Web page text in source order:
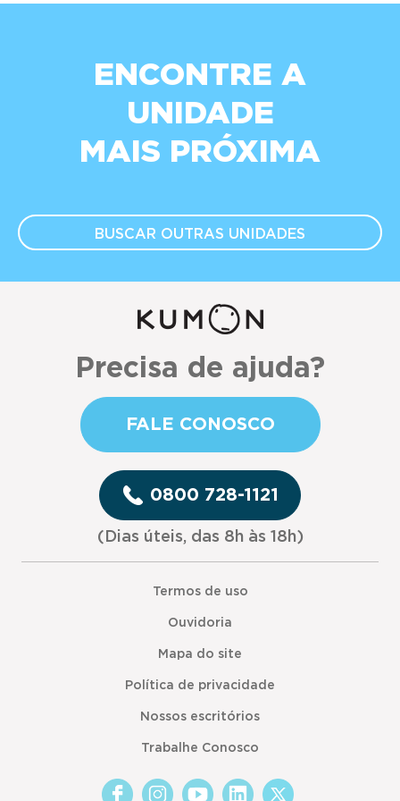
ENCONTRE A
UNIDADE
MAIS PRÓXIMA
BUSCAR OUTRAS UNIDADES
Precisa de ajuda?
FALE CONOSCO
0800 728-1121
(Dias úteis, das 8h às 18h)
Termos de uso
Ouvidoria
Mapa do site
Política de privacidade
Nossos escritórios
Trabalhe Conosco